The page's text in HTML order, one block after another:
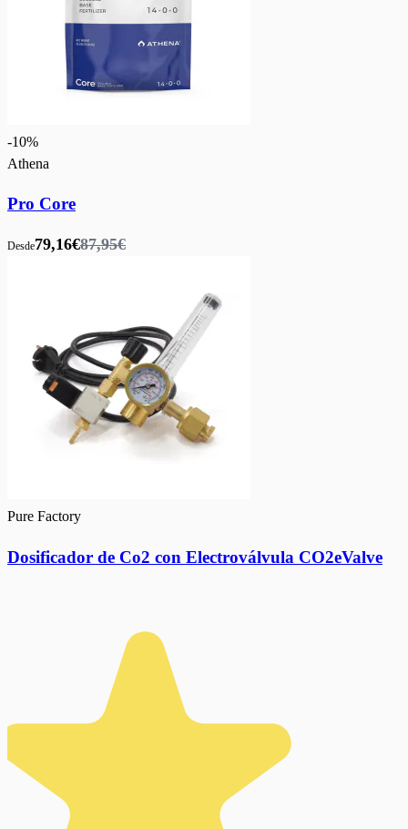
-10%
Athena
Pro Core
Desde79,16€87,95€
Pure Factory
Dosificador de Co2 con Electroválvula CO2eValve